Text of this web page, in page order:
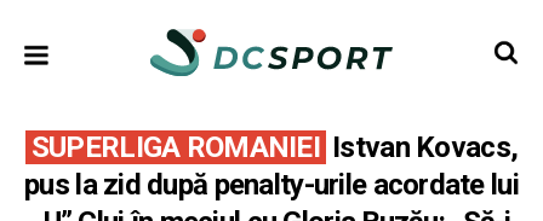
SUPERLIGA ROMANIEI Istvan Kovacs,
pus la zid după penalty-urile acordate lui